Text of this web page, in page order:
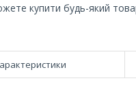
купити будь-який